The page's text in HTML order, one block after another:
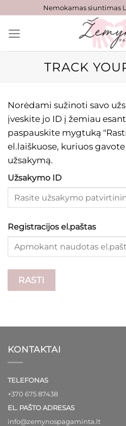
content
Nemokamas siuntimas
TRACK
Norėdami sužinoti savo
įveskite jo ID į žemiau
paspauskite mygtuką
el.laiškuose, kuriuos
užsakymą.
Užsakymo ID
Registracijos el.paštas
RASTI
KONTAKTAI
TELEFONAS
+370 675 87438
EL. PAŠTO ADRESAS
info@zemynospagaminta.lt